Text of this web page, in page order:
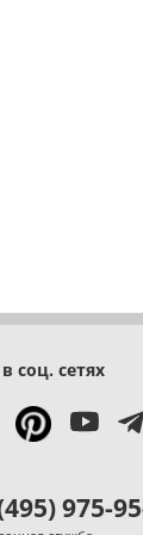
соц. сетях
975-